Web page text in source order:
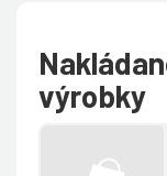
výrobky